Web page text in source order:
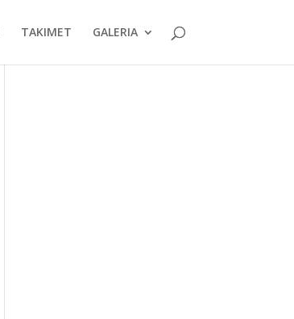
TAKIMET GALERIA